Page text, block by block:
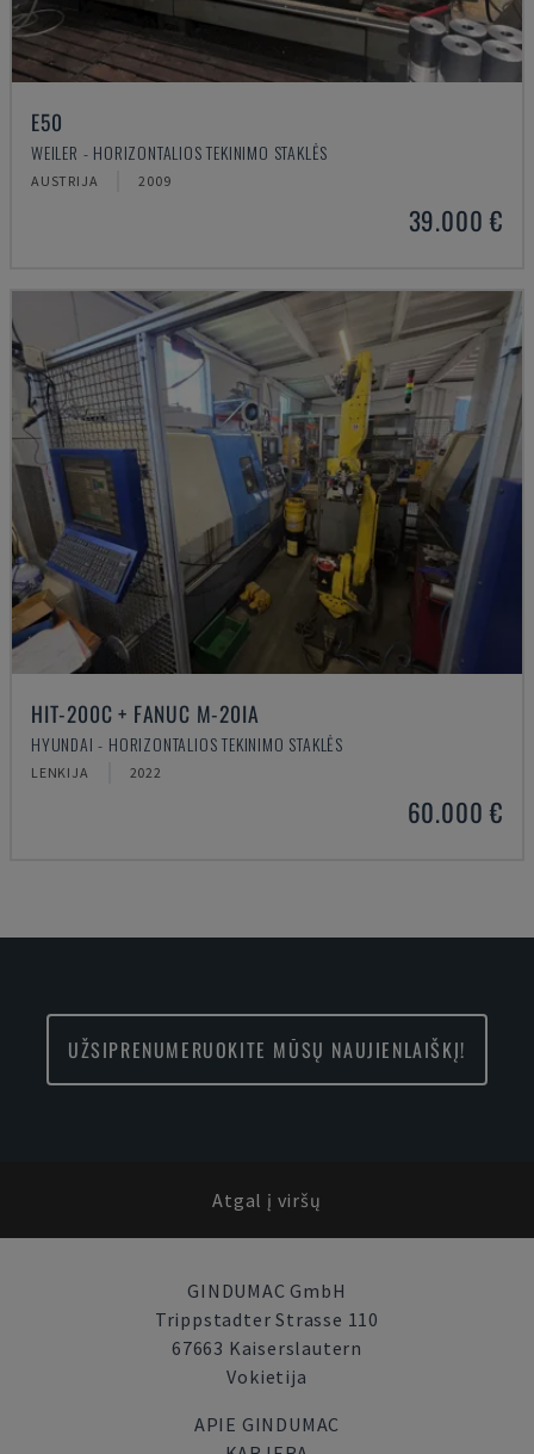
E50
WEILER - HORIZONTALIOS TEKINIMO STAKLĖS
AUSTRIJA 2009
39.000 €
HIT-200C + FANUC M-20IA
HYUNDAI - HORIZONTALIOS TEKINIMO STAKLĖS
LENKIJA 2022
60.000 €
UŽSIPRENUMERUOKITE MŪSŲ NAUJIENLAIŠKĮ!
Atgal į viršų
GINDUMAC GmbH
Trippstadter Strasse 110
67663 Kaiserslautern
Vokietija
APIE GINDUMAC